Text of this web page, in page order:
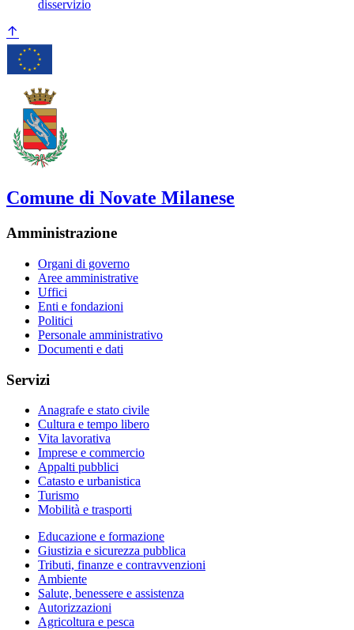
disservizio
Comune di Novate Milanese
Amministrazione
Organi di governo
Aree amministrative
Uffici
Enti e fondazioni
Politici
Personale amministrativo
Documenti e dati
Servizi
Anagrafe e stato civile
Cultura e tempo libero
Vita lavorativa
Imprese e commercio
Appalti pubblici
Catasto e urbanistica
Turismo
Mobilità e trasporti
Educazione e formazione
Giustizia e sicurezza pubblica
Tributi, finanze e contravvenzioni
Ambiente
Salute, benessere e assistenza
Autorizzazioni
Agricoltura e pesca